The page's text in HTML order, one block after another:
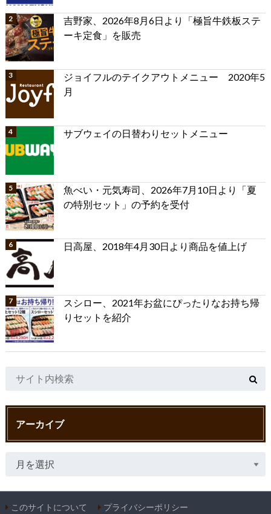
吉野家、2026年8月6日より「極旨牛鉄板ステ
ーキ定食」を販売
ジョイフルのテイクアウトメニュー 2020年5
月
サブウェイの日替わりセットメニュー
魚べい・元気寿司、2026年7月10日より「夏
の特別セット」の予約を受付
日高屋、2018年4月30日より商品を値上げ
スシロー、2021年お盆にぴったりなお持ち帰
りセットを紹介
アーカイブ
このサイトについて プライバシーポリシー